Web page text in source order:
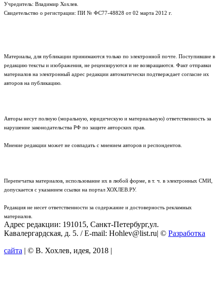
Учредитель: Владимир Хохлев.
Свидетельство о регистрации: ПИ № ФС77-48828 от 02 марта 2012 г.
Материалы, для публикации принимаются только по электронной почте. Поступившие в
редакцию тексты и изображения, не рецензируются и не возвращаются. Факт отправки
материалов на электронный адрес редакции автоматически подтверждает согласие их
авторов на публикацию.
Авторы несут полную (моральную, юридическую и материальную) ответственность за
нарушение законодательства РФ по защите авторских прав.
Мнение редакции может не совпадать с мнением авторов и респондентов.
Перепечатка материалов, использование их в любой форме, в т. ч. в электронных СМИ,
допускается с указанием ссылки на портал ХОХЛЕВ.РУ.
Редакция не несет ответственности за содержание и достоверность рекламных
материалов.
Адрес редакции: 191015, Санкт-Петербург,ул.
Кавалергардская, д. 5. / E-mail: Hohlev@list.ru| © Разработка
сайта | © В. Хохлев, идея, 2018 |